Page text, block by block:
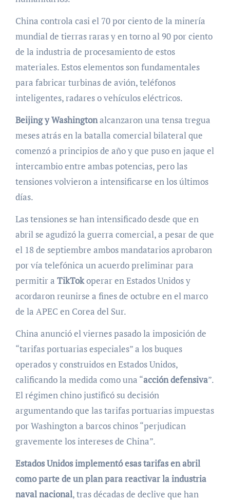
China controla casi el 70 por ciento de la minería
mundial de tierras raras y en torno al 90 por ciento
de la industria de procesamiento de estos
materiales. Estos elementos son fundamentales
para fabricar turbinas de avión, teléfonos
inteligentes, radares o vehículos eléctricos.
Beijing y Washingtonalcanzaron una tensa tregua
meses atrás en la batalla comercial bilateral que
comenzó a principios de año y que puso en jaque el
intercambio entre ambas potencias, pero las
tensiones volvieron a intensificarse en los últimos
días.
Las tensiones se han intensificado desde que en
abril se agudizó la guerra comercial, a pesar de que
el 18 de septiembre ambos mandatarios aprobaron
por vía telefónica un acuerdo preliminar para
permitir a TikTokoperar en Estados Unidos y
acordaron reunirse a fines de octubre en el marco
de la APEC en Corea del Sur.
China anunció el viernes pasado la imposición de
“tarifas portuarias especiales” a los buques
operados y construidos en Estados Unidos,
calificando la medida como una “acción defensiva”.
El régimen chino justificó su decisión
argumentando que las tarifas portuarias impuestas
por Washington a barcos chinos “perjudican
gravemente los intereses de China”.
Estados Unidos implementó esas tarifas en abril
como parte de un plan para reactivar la industria
naval nacional, tras décadas de declive que han